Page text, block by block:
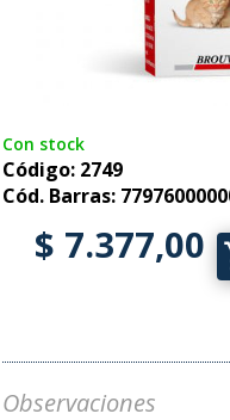
Con stock
Código: 2749
Cód. Barras:
$ 7.377,00
Observaciones